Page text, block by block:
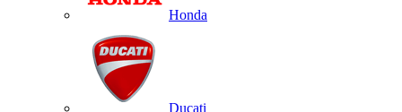
Honda
Ducati